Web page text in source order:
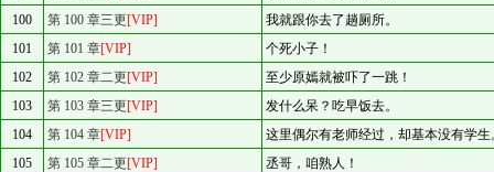
100
第 100 章三更[VIP]
我就跟你去了趟厕所。
101
第 101 章[VIP]
个死小子！
102
第 102 章二更[VIP]
至少原嫣就被吓了一跳！
103
第 103 章三更[VIP]
发什么呆？吃早饭去。
104
第 104 章[VIP]
这里偶尔有老师经过，却基本没有学生
105
第 105 章二更[VIP]
丞哥，咱熟人！